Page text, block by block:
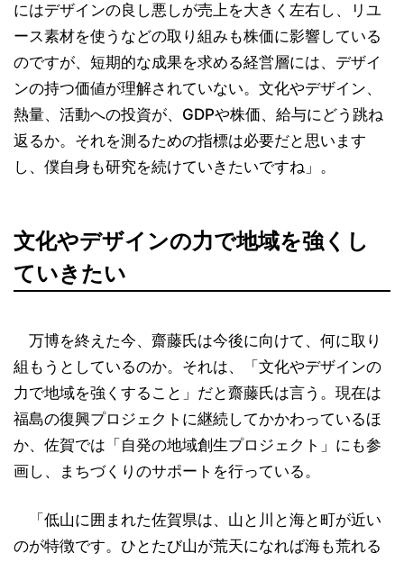
にはデザインの良し悪しが売上を大きく左右し、リユ
ース素材を使うなどの取り組みも株価に影響している
のですが、短期的な成果を求める経営層には、デザイ
ンの持つ価値が理解されていない。文化やデザイン、
熱量、活動への投資が、GDPや株価、給与にどう跳ね
返るか。それを測るための指標は必要だと思います
し、僕自身も研究を続けていきたいですね」。
文化やデザインの力で地域を強くし
ていきたい
万博を終えた今、齋藤氏は今後に向けて、何に取り
組もうとしているのか。それは、「文化やデザインの
力で地域を強くすること」だと齋藤氏は言う。現在は
福島の復興プロジェクトに継続してかかわっているほ
か、佐賀では「自発の地域創生プロジェクト」にも参
画し、まちづくりのサポートを行っている。
「低山に囲まれた佐賀県は、山と川と海と町が近い
のが特徴です。ひとたび山が荒天になれば海も荒れる